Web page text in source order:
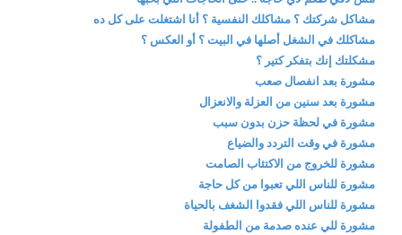
مشاكل شركتك ؟ مشاكلك النفسية ؟ أنا اشتغلت على كل ده
مشاكلك في الشغل أصلها في البيت ؟ أو العكس ؟
مشكلتك إنك بتفكر كتير ؟
مشورة بعد انفصال صعب
مشورة بعد سنين من العزلة والانعزال
مشورة في لحظة حزن بدون سبب
مشورة في وقت التردد والضياع
مشورة للخروج من الاكتئاب الصامت
مشورة للناس اللي تعبوا من كل حاجة
مشورة للناس اللي فقدوا الشغف بالحياة
مشورة للي عنده صدمة من الطفولة